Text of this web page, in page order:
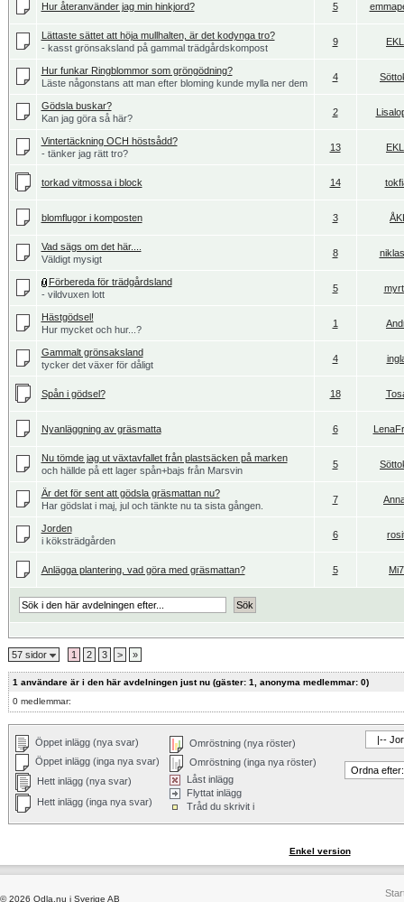
Hur återanvänder jag min hinkjord? 5
Lättaste sättet att höja mullhalten, är det kodynga tro?
- kasst grönsaksland på gammal trädgårdskompost
9
Hur funkar Ringblommor som gröngödning?
Läste någonstans att man efter bloming kunde mylla ner dem
4
Gödsla buskar?
Kan jag göra så här?
2
Vintertäckning OCH höstsådd?
- tänker jag rätt tro?
13
torkad vitmossa i block 14
blomflugor i komposten 3
Vad sägs om det här....
Väldigt mysigt
8
Förbereda för trädgårdsland
- vildvuxen lott
5
Hästgödsel!
Hur mycket och hur...?
1
Gammalt grönsaksland
tycker det växer för dåligt
4
Spån i gödsel? 18
Nyanläggning av gräsmatta 6
Nu tömde jag ut växtavfallet från plastsäcken på marken
och hällde på ett lager spån+bajs från Marsvin
5
Är det för sent att gödsla gräsmattan nu?
Har gödslat i maj, jul och tänkte nu ta sista gången.
7
Jorden
i köksträdgården
6
Anlägga plantering, vad göra med gräsmattan? 5
57 sidor 1 2 3 > »
1 användare är i den här avdelningen just nu (gäster: 1, anonyma medlemmar: 0)
0 medlemmar:
Öppet inlägg (nya svar)
Öppet inlägg (inga nya svar)
Hett inlägg (nya svar)
Hett inlägg (inga nya svar)
Omröstning (nya röster)
Omröstning (inga nya röster)
Låst inlägg
Flyttat inlägg
Tråd du skrivit i
Enkel version
© 2026 Odla.nu i Sverige AB